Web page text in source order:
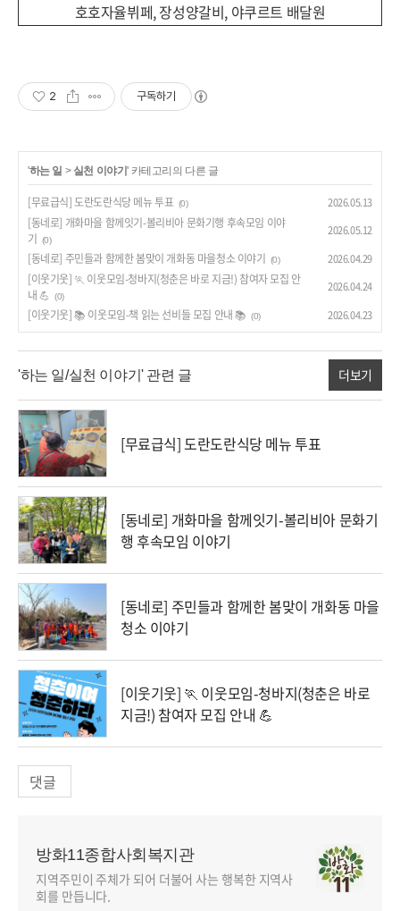
호호자율뷔페, 장성양갈비, 야쿠르트 배달원
2 구독하기
'하는 일 > 실천 이야기' 카테고리의 다른 글
[무료급식] 도란도란식당 메뉴 투표 (0) 2026.05.13
[동네로] 개화마을 함께잇기-볼리비아 문화기행 후속모임 이야
기 (0)
2026.05.12
[동네로] 주민들과 함께한 봄맞이 개화동 마을청소 이야기 (0) 2026.04.29
[이웃기웃] 🏃 이웃모임-청바지(청춘은 바로 지금!) 참여자 모집 안
내 💪 (0)
2026.04.24
[이웃기웃] 📚 이웃모임-책 읽는 선비들 모집 안내 📚 (0) 2026.04.23
'하는 일/실천 이야기' 관련 글 더보기
[무료급식] 도란도란식당 메뉴 투표
[동네로] 개화마을 함께잇기-볼리비아 문화기
행 후속모임 이야기
[동네로] 주민들과 함께한 봄맞이 개화동 마을
청소 이야기
[이웃기웃] 🏃 이웃모임-청바지(청춘은 바로
지금!) 참여자 모집 안내 💪
댓글
방화11종합사회복지관
지역주민이 주체가 되어 더불어 사는 행복한 지역사
회를 만듭니다.